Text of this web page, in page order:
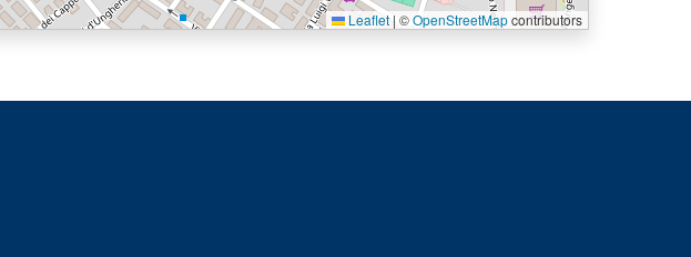
Leaflet | ©OpenStreetMapcontributors